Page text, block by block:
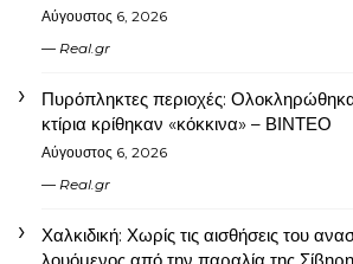
Αύγουστος 6, 2026
Real.gr
Πυρόπληκτες περιοχές:
κτίρια κρίθηκαν «κόκκινα» – ΒΙΝΤΕΟ
Αύγουστος 6, 2026
Real.gr
Χαλκιδική: Χωρίς τις αισθήσεις του
λουόμενος από την παραλία της